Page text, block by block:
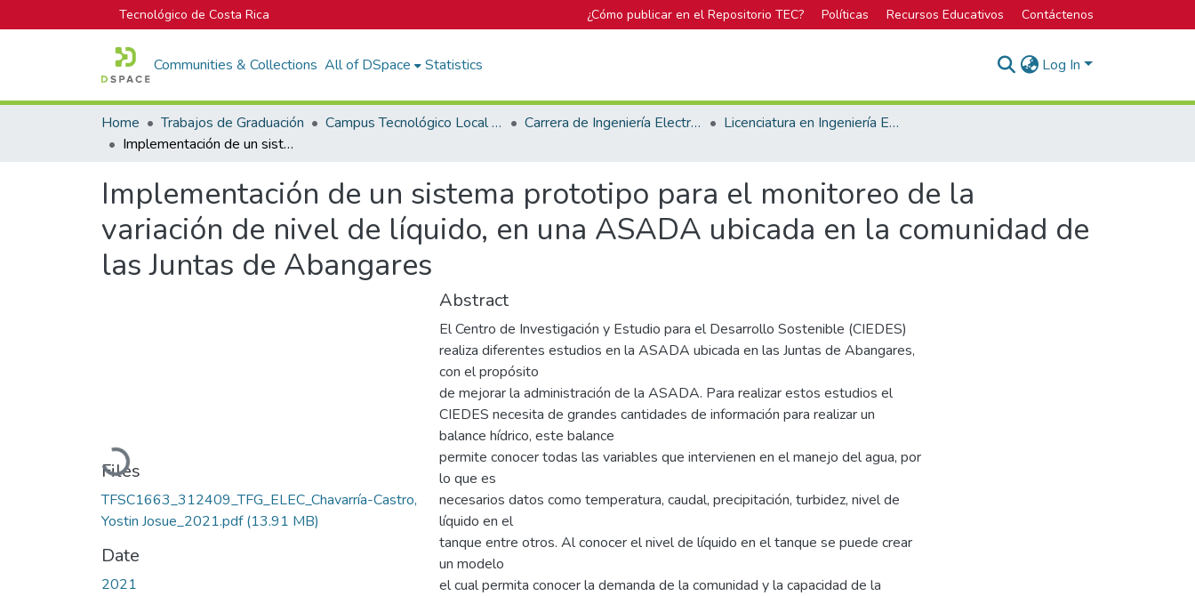
Tecnológico de Costa Rica ¿Cómo publicar en el Repositorio TEC? Políticas Recursos Educativos Contáctenos
Communities & Collections All of DSpace Statistics Log In
Home Trabajos de Graduación Campus Tecnológico Local San Carlos Carrera de Ingeniería Electrónica
Licenciatura en Ingeniería Electrónica
Implementación de un sistema prototipo para el monitoreo de la variación de nivel de líquido, en una ASADA ubicada en la comunidad de las Juntas de Abangares
Implementación de un sistema prototipo para el monitoreo de la
variación de nivel de líquido, en una ASADA ubicada en la comunidad de
las Juntas de Abangares
Loading...
Files
TFSC1663_312409_TFG_ELEC_Chavarría-Castro,
Yostin Josue_2021.pdf(13.91 MB)
Date
2021
Abstract
El Centro de Investigación y Estudio para el Desarrollo Sostenible (CIEDES)
realiza diferentes estudios en la ASADA ubicada en las Juntas de Abangares,
con el propósito
de mejorar la administración de la ASADA. Para realizar estos estudios el
CIEDES necesita de grandes cantidades de información para realizar un
balance hídrico, este balance
permite conocer todas las variables que intervienen en el manejo del agua, por
lo que es
necesarios datos como temperatura, caudal, precipitación, turbidez, nivel de
líquido en el
tanque entre otros. Al conocer el nivel de líquido en el tanque se puede crear
un modelo
el cual permita conocer la demanda de la comunidad y la capacidad de la